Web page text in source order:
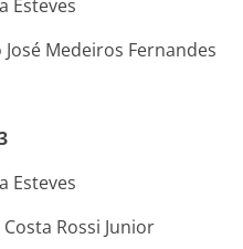
Esteves
Medeiros Fernandes
Esteves
Rossi Junior